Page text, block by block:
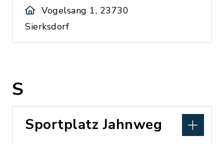
Vogelsang 1, 23730
Sierksdorf
S
Sportplatz Jahnweg